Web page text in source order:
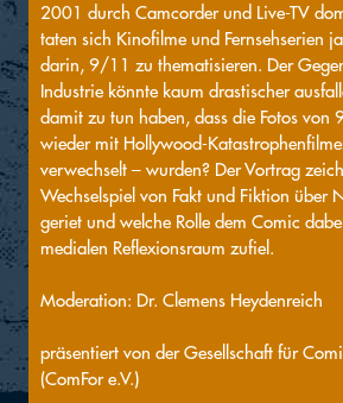
2001 durch Camcorder und Live-TV
taten sich Kinofilme und Fernsehserien
darin, 9/11 zu thematisieren. Der
Industrie könnte kaum drastischer
damit zu tun haben, dass die Fotos von
wieder mit Hollywood-
verwechselt – wurden? Der Vortrag
Wechselspiel von Fakt und Fiktion über
geriet und welche Rolle dem Comic
medialen Reflexionsraum zufiel.
Moderation: Dr. Clemens Heydenreich
präsentiert von der Gesellschaft für
(ComFor e.V.)